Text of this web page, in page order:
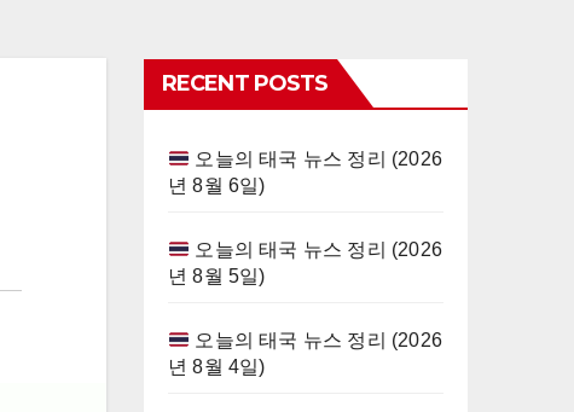
RECENT POSTS
오늘의 태국 뉴스 정리 (2026
년 8월 6일)
오늘의 태국 뉴스 정리 (2026
년 8월 5일)
오늘의 태국 뉴스 정리 (2026
년 8월 4일)